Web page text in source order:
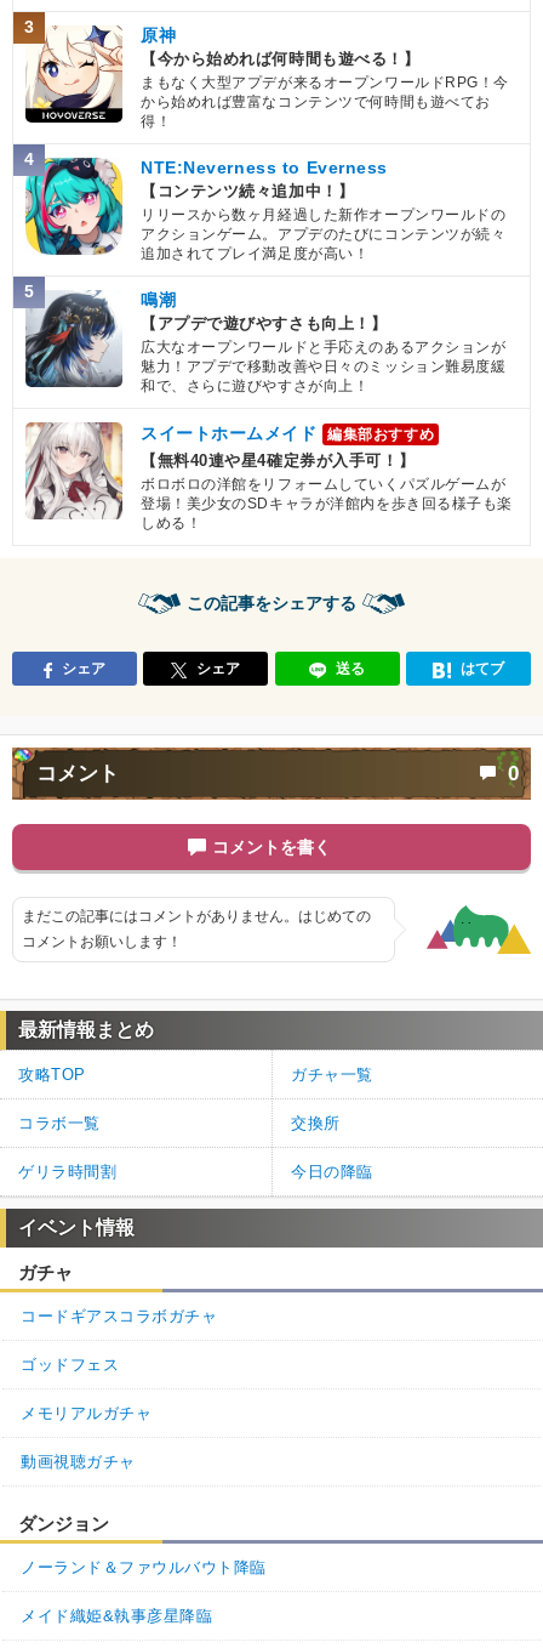
3 原神
【今から始めれば何時間も遊べる！】
まもなく大型アプデが来るオープンワールドRPG！今
から始めれば豊富なコンテンツで何時間も遊べてお
得！
4 NTE:Neverness to Everness
【コンテンツ続々追加中！】
リリースから数ヶ月経過した新作オープンワールドの
アクションゲーム。アプデのたびにコンテンツが続々
追加されてプレイ満足度が高い！
5 鳴潮
【アプデで遊びやすさも向上！】
広大なオープンワールドと手応えのあるアクションが
魅力！アプデで移動改善や日々のミッション難易度緩
和で、さらに遊びやすさが向上！
スイートホームメイド 編集部おすすめ
【無料40連や星4確定券が入手可！】
ボロボロの洋館をリフォームしていくパズルゲームが
登場！美少女のSDキャラが洋館内を歩き回る様子も楽
しめる！
この記事をシェアする
シェア シェア 送る はてブ
コメント 0
コメントを書く
まだこの記事にはコメントがありません。はじめての
コメントお願いします！
最新情報まとめ
攻略TOP ガチャ一覧
コラボ一覧 交換所
ゲリラ時間割 今日の降臨
イベント情報
ガチャ
コードギアスコラボガチャ
ゴッドフェス
メモリアルガチャ
動画視聴ガチャ
ダンジョン
ノーランド＆ファウルバウト降臨
メイド織姫&執事彦星降臨